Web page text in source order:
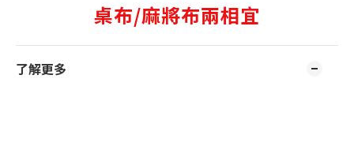
桌布/麻將布兩相宜
了解更多